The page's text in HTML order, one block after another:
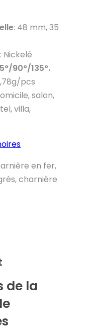
: 48 mm, 35
: Nickelé
90°/135°.
pcs
salon,
villa,
en fer,
charnière
de la